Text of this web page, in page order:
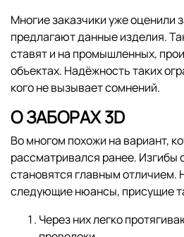
Многие заказчики уже оценили
предлагают данные изделия.
ставят и на промышленных,
объектах. Надёжность таких
кого не вызывает сомнений.
О ЗАБОРАХ 3D
Во многом похожи на вариант,
рассматривался ранее. Изгибы
становятся главным отличием.
следующие нюансы, присущие
Через них легко